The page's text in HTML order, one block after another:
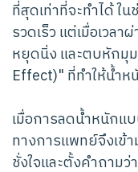
ที่สุดเท่าที่จะทำได้ ใ
รวดเร็ว แต่เมื่อเวล
หยุดนิ่ง และตบหักมุม
Effect)" ที่ทำให้น้ำ
เมื่อการลดน้ำหนักแ
ทางการแพทย์จึงเ
ชั่งใจและตั้งคำถามว่า